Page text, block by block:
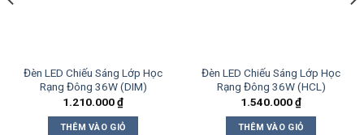
Đèn LED Chiếu Sáng Lớp Học
Rạng Đông 36W (DIM)
1.210.000₫
THÊM VÀO GIỎ
Đèn LED Chiếu Sáng Lớp Học
Rạng Đông 36W (HCL)
1.540.000₫
THÊM VÀO GIỎ